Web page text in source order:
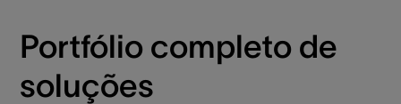
Portfólio completo de
soluções